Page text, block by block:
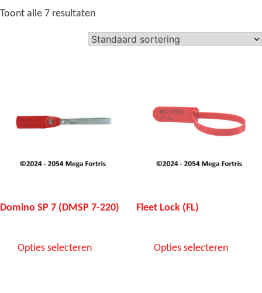
Toont alle 7 resultaten
Domino SP 7 (DMSP 7-220)
Opties selecteren
Fleet Lock (FL)
Opties selecteren